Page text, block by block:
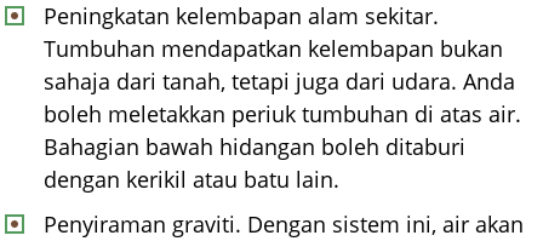
Peningkatan kelembapan alam sekitar.
Tumbuhan mendapatkan kelembapan bukan
sahaja dari tanah, tetapi juga dari udara. Anda
boleh meletakkan periuk tumbuhan di atas air.
Bahagian bawah hidangan boleh ditaburi
dengan kerikil atau batu lain.
Penyiraman graviti. Dengan sistem ini, air akan